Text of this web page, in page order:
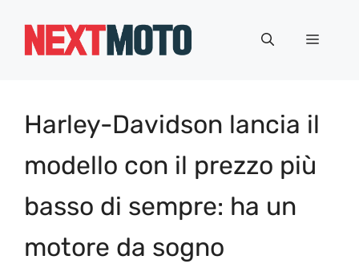
Menu
Harley-Davidson lancia il
modello con il prezzo più
basso di sempre: ha un
motore da sogno